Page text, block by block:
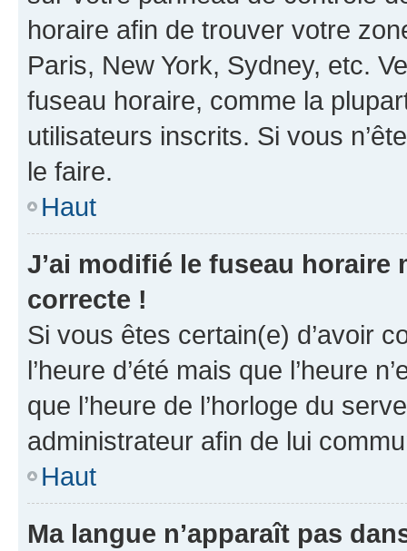
horaire afin de trouver votre
Paris, New York, Sydney, etc.
fuseau horaire, comme la
utilisateurs inscrits. Si vous
le faire.
Haut
J’ai modifié le fuseau horaire
correcte !
Si vous êtes certain(e) d’avoir
l’heure d’été mais que l’heure
que l’heure de l’horloge du
administrateur afin de lui
Haut
Ma langue n’apparaît pas